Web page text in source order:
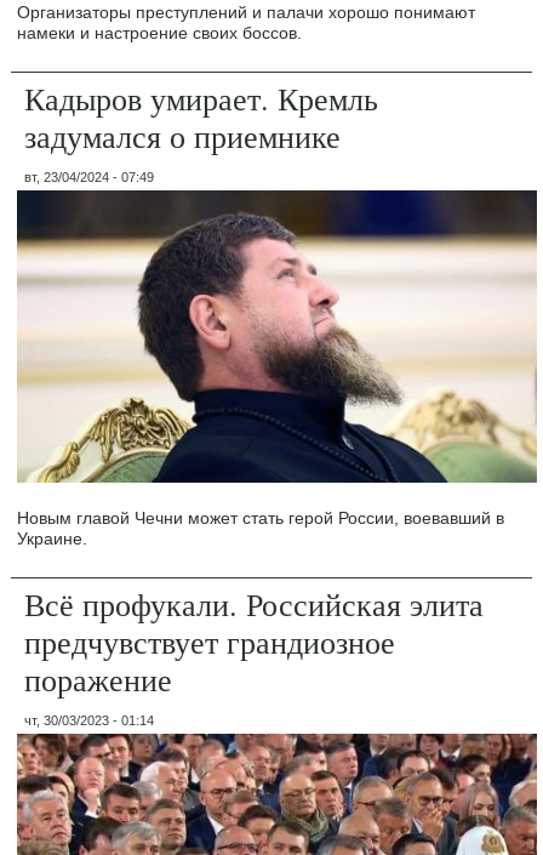
Организаторы преступлений и палачи хорошо понимают
намеки и настроение своих боссов.
Кадыров умирает. Кремль
задумался о приемнике
вт, 23/04/2024 - 07:49
Новым главой Чечни может стать герой России, воевавший в
Украине.
Всё профукали. Российская элита
предчувствует грандиозное
поражение
чт, 30/03/2023 - 01:14